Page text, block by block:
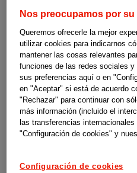
historia de la
Ver
Nos preocupamos por su
Queremos ofrecerle la mejor
utilizar cookies para indicarnos
mantener las cosas relevantes
funciones de las redes sociales
sus preferencias aquí o en
en "Aceptar" si está de acuerdo
"Rechazar" para continuar con
más información (incluido el
las transferencias
"Configuración de cookies" y
Configuración de cookies